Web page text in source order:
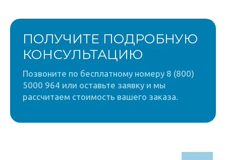
ПОЛУЧИТЕ ПОДРОБНУЮ
КОНСУЛЬТАЦИЮ
Позвоните по бесплатному номеру 8 (800)
5000 964 или оставьте заявку и мы
рассчитаем стоимость вашего заказа.